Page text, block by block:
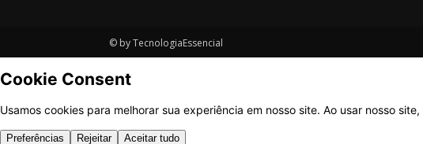
© by TecnologiaEssencial